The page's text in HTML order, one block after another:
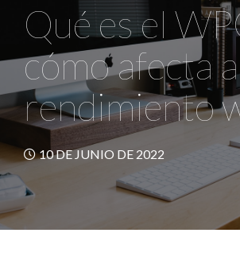
Qué es el
cómo afecta
rendimiento
10 DE JUNIO DE 2022